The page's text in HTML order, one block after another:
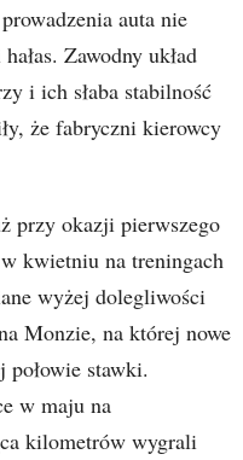
auta nie
Zawodny układ
i ich słaba stabilność
że fabryczni kierowcy
przy okazji pierwszego
kwietniu na treningach
wyżej dolegliwości
Monzie, na której nowe
połowie stawki.
w maju na
kilometrów wygrali